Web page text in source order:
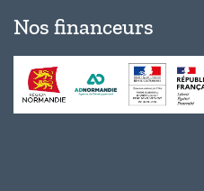
Nos financeurs